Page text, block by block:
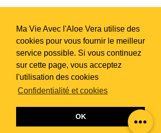
Ma Vie Avec l'Aloe Vera utilise des
cookies pour vous fournir le meilleur
service possible. Si vous continuez
sur cette page, vous acceptez
l'utilisation des cookies
Confidentialité et cookies
OK